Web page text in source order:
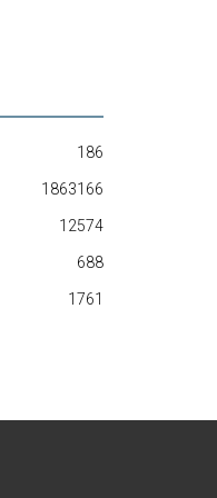
186
1863166
12574
688
1761